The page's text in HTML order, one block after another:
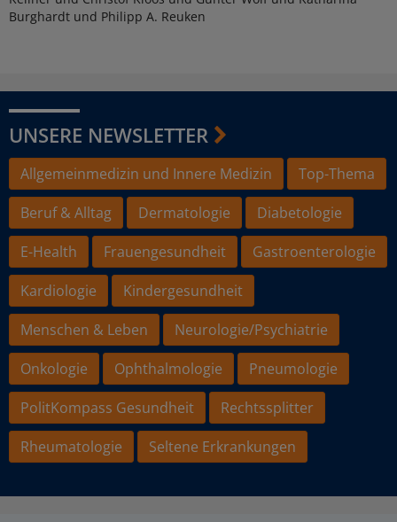
Burghardt und Philipp A. Reuken
UNSERE NEWSLETTER
Allgemeinmedizin und Innere Medizin
Top-Thema
Beruf & Alltag
Dermatologie
Diabetologie
E-Health
Frauengesundheit
Gastroenterologie
Kardiologie
Kindergesundheit
Menschen & Leben
Neurologie/Psychiatrie
Onkologie
Ophthalmologie
Pneumologie
PolitKompass Gesundheit
Rechtssplitter
Rheumatologie
Seltene Erkrankungen